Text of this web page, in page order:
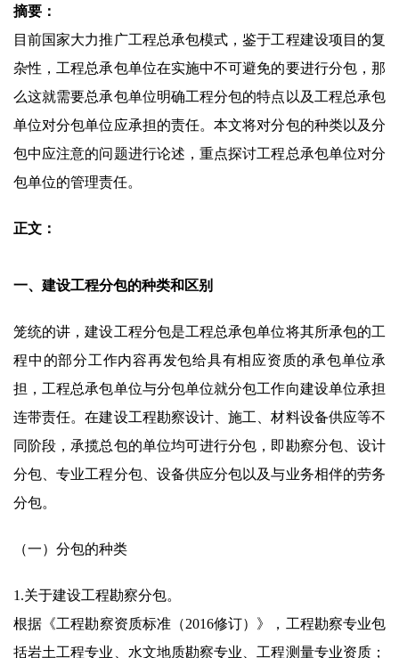
摘要：
目前国家大力推广工程总承包模式，鉴于工程建设项目的复
杂性，工程总承包单位在实施中不可避免的要进行分包，那
么这就需要总承包单位明确工程分包的特点以及工程总承包
单位对分包单位应承担的责任。本文将对分包的种类以及分
包中应注意的问题进行论述，重点探讨工程总承包单位对分
包单位的管理责任。
正文：
一、建设工程分包的种类和区别
笼统的讲，建设工程分包是工程总承包单位将其所承包的工
程中的部分工作内容再发包给具有相应资质的承包单位承
担，工程总承包单位与分包单位就分包工作向建设单位承担
连带责任。在建设工程勘察设计、施工、材料设备供应等不
同阶段，承揽总包的单位均可进行分包，即勘察分包、设计
分包、专业工程分包、设备供应分包以及与业务相伴的劳务
分包。
（一）分包的种类
1.关于建设工程勘察分包。
根据《工程勘察资质标准（2016修订）》，工程勘察专业包
括岩土工程专业、水文地质勘察专业、工程测量专业资质；